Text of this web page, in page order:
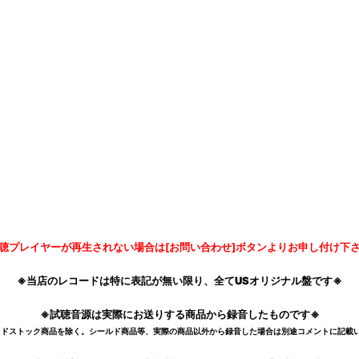
プレイヤーが再生されない場合は[お問い合わせ]ボタンよりお申し付け下
※当店のレコードは特に表記が無い限り、全てUSオリジナル盤です※
※試聴音源は実際にお送りする商品から録音したものです※
ストック商品を除く。シールド商品等、実際の商品以外から録音した場合は別途コメントに記載